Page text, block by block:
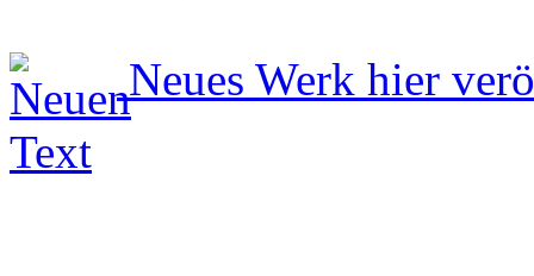
Neues Werk hier